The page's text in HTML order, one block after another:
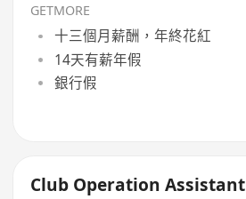
GETMORE
十三個月薪酬，年終花紅
14天有薪年假
銀行假
Club Operation Assistant